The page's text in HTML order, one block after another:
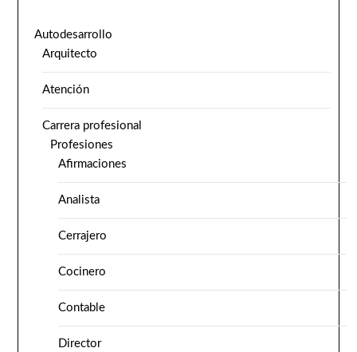
Autodesarrollo
Arquitecto
Atención
Carrera profesional
Profesiones
Afirmaciones
Analista
Cerrajero
Cocinero
Contable
Director